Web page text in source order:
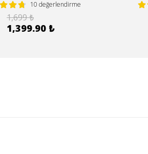
10 değerlendirme
1,699 ₺
1,399.90 ₺